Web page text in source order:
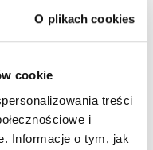
O plikach cookies
cookie
treści
i
Informacje o tym, jak